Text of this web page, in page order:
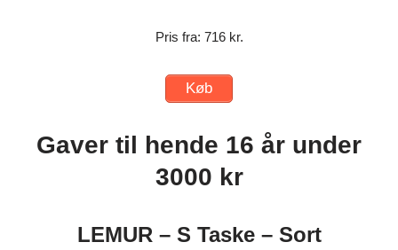
Pris fra: 716 kr.
Køb
Gaver til hende 16 år under
3000 kr
LEMUR – S Taske – Sort